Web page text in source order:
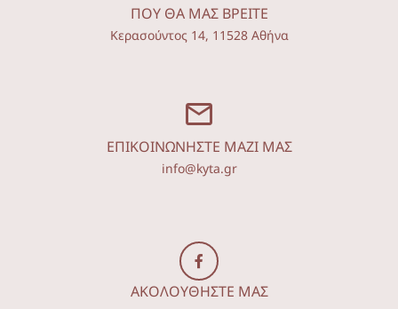
ΠΟΥ ΘΑ ΜΑΣ ΒΡΕΙΤΕ
Κερασούντος 14, 11528 Αθήνα
ΑΚΟΛΟΥΘΗΣΤΕ ΜΑΣ
ΕΠΙΚΟΙΝΩΝΗΣΤΕ ΜΑΖΙ ΜΑΣ
info@kyta.gr